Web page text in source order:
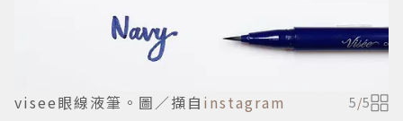
visee眼線液筆。圖／擷自 instagram 5/5